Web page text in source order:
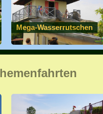
Mega-Wasserrutschen